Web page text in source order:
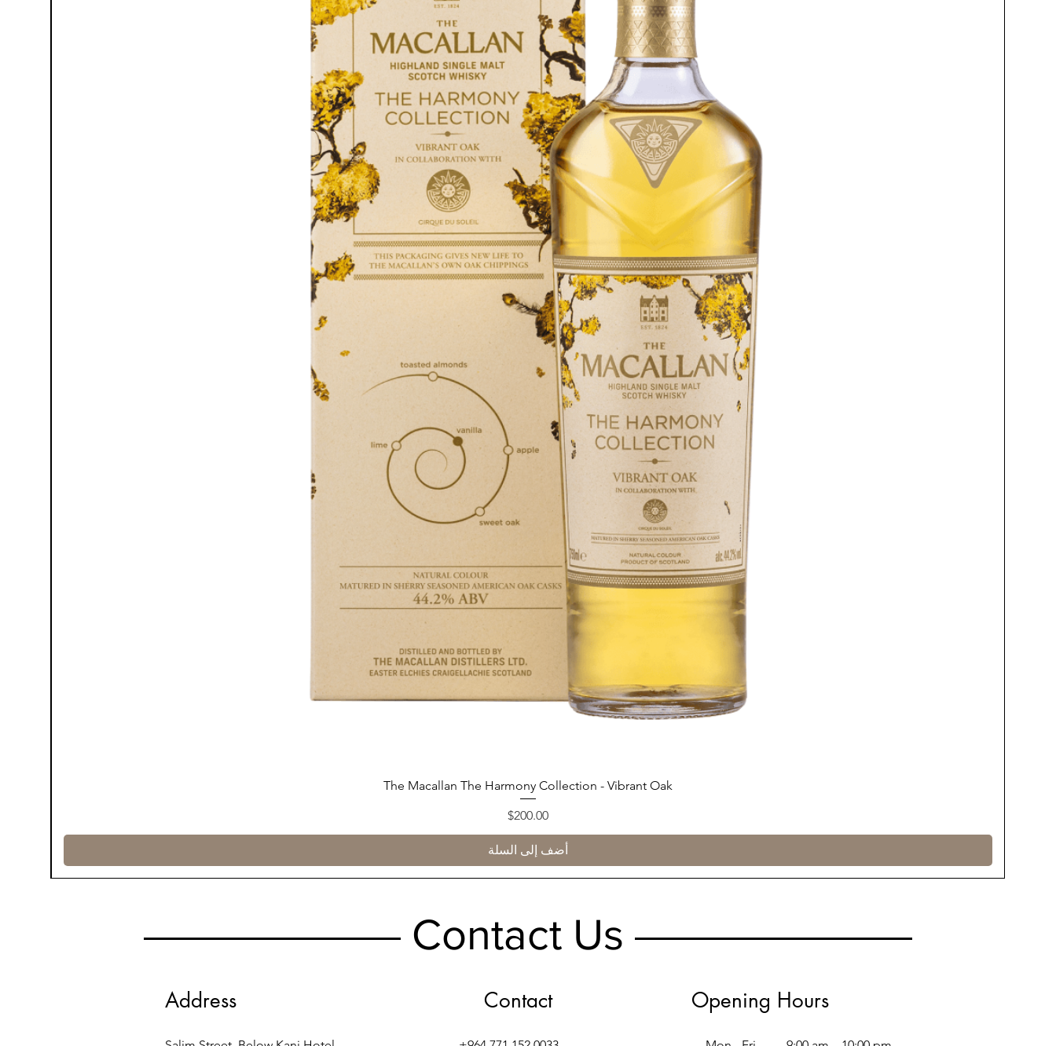
العرض السريع
The Macallan The Harmony Collection - Vibrant Oak
السعر
$200.00
أضف إلى السلة
Address
Contact Us
Contact Opening Hours